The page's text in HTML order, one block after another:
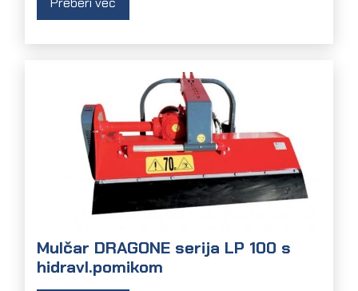
Mulčar DRAGONE serija LP 100 s
hidravl.pomikom